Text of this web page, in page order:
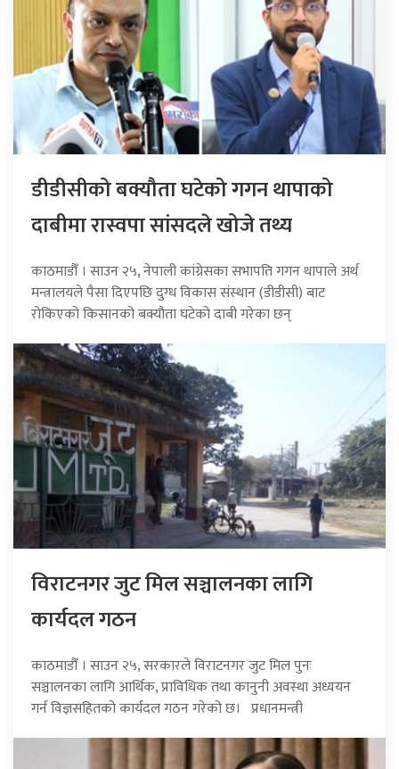
डीडीसीको बक्यौता घटेको गगन थापाको
दाबीमा रास्वपा सांसदले खोजे तथ्य
काठमाडौँ । साउन २५, नेपाली कांग्रेसका सभापति गगन थापाले अर्थ
मन्त्रालयले पैसा दिएपछि दुग्ध विकास संस्थान (डीडीसी) बाट
रोकिएको किसानको बक्यौता घटेको दाबी गरेका छन्
विराटनगर जुट मिल सञ्चालनका लागि
कार्यदल गठन
काठमाडौँ । साउन २५, सरकारले विराटनगर जुट मिल पुनः
सञ्चालनका लागि आर्थिक, प्राविधिक तथा कानुनी अवस्था अध्ययन
गर्न विज्ञसहितको कार्यदल गठन गरेको छ। प्रधानमन्त्री